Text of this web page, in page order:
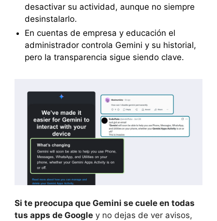
desactivar su actividad, aunque no siempre
desinstalarlo.
En cuentas de empresa y educación el
administrador controla Gemini y su historial,
pero la transparencia sigue siendo clave.
Si te preocupa que Gemini se cuele en todas
tus apps de Google y no dejas de ver avisos,